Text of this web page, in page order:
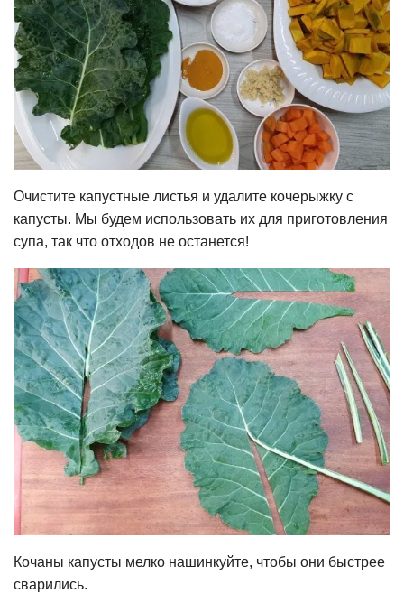
Очистите капустные листья и удалите кочерыжку с
капусты. Мы будем использовать их для приготовления
супа, так что отходов не останется!
Кочаны капусты мелко нашинкуйте, чтобы они быстрее
сварились.